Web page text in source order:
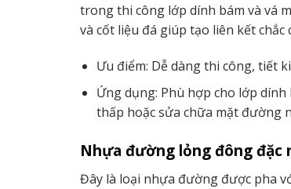
trong thi công lớp dính bám và vá
và cốt liệu đá giúp tạo liên kết
Ưu điểm: Dễ dàng thi công, tiết
Ứng dụng: Phù hợp cho lớp
thấp hoặc sửa chữa mặt đường
Nhựa đường lỏng đông đặc
Đây là loại nhựa đường được pha